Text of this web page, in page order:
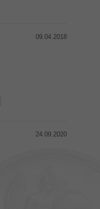
09.04.2018
24.09.2020